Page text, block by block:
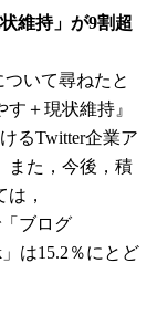
維持」が9割超
いて尋ねたと
＋現状維持』
るTwitter企業ア
また，今後，積
，
ブログ
」は15.2％にとど